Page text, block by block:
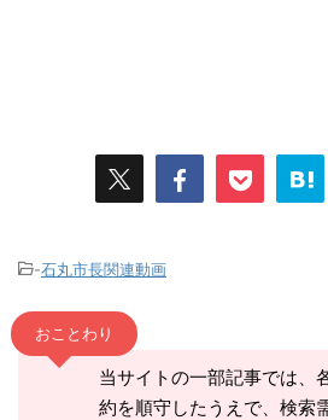
-石丸市長関連動画
おことわり
当サイトの一部記事では、
約を順守したうえで、検索